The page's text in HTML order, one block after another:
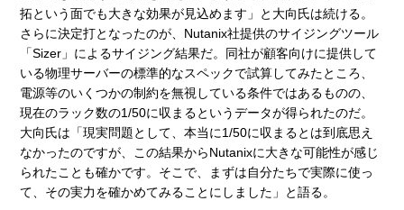
拓という面でも大きな効果が見込めます」と大向氏は続ける。
さらに決定打となったのが、Nutanix社提供のサイジングツール
「Sizer」によるサイジング結果だ。同社が顧客向けに提供して
いる物理サーバーの標準的なスペックで試算してみたところ、
電源等のいくつかの制約を無視している条件ではあるものの、
現在のラック数の1/50に収まるというデータが得られたのだ。
大向氏は「現実問題として、本当に1/50に収まるとは到底思え
なかったのですが、この結果からNutanixに大きな可能性が感じ
られたことも確かです。そこで、まずは自分たちで実際に使っ
て、その実力を確かめてみることにしました」と語る。